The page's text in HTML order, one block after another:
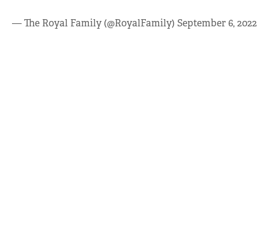
— The Royal Family (@RoyalFamily) September 6, 2022